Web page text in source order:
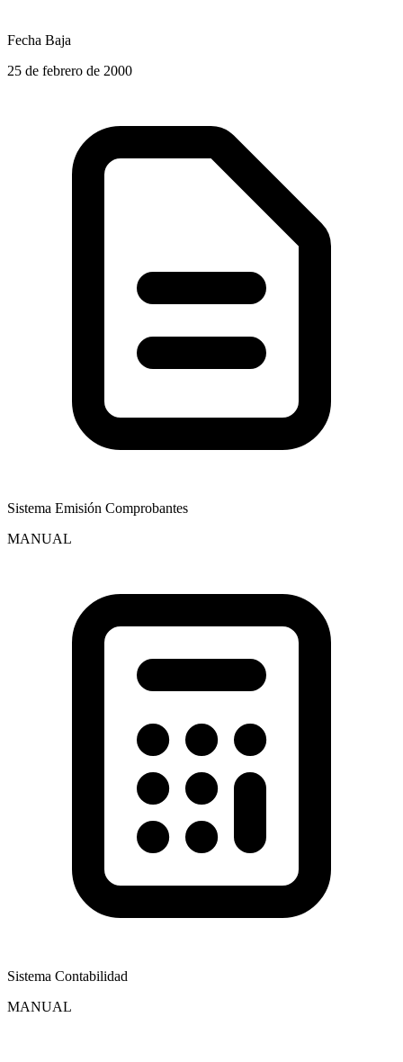
Fecha Baja
25 de febrero de 2000
Sistema Emisión Comprobantes
MANUAL
Sistema Contabilidad
MANUAL